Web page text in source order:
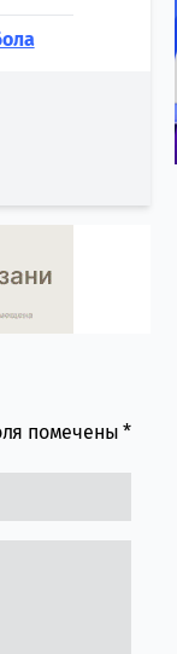
помечены*